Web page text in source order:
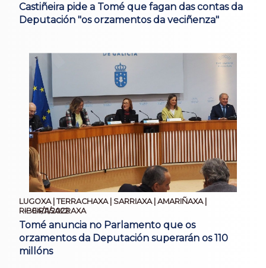
Castiñeira pide a Tomé que fagan das contas da
Deputación "os orzamentos da veciñenza"
LUGOXA | TERRACHAXA | SARRIAXA | AMARIÑAXA |
RIBEIRASACRAXA
04/11/2022
Tomé anuncia no Parlamento que os
orzamentos da Deputación superarán os 110
millóns